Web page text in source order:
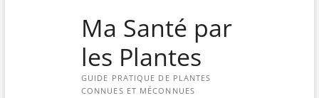
Ma Santé par
les Plantes
GUIDE PRATIQUE DE PLANTES
CONNUES ET MÉCONNUES